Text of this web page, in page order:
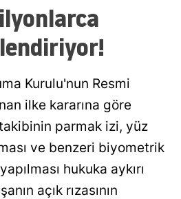
Kurulu'nun Resmi
ilke kararına göre
parmak izi, yüz
ve benzeri biyometrik
hukuka aykırı
açık rızasının